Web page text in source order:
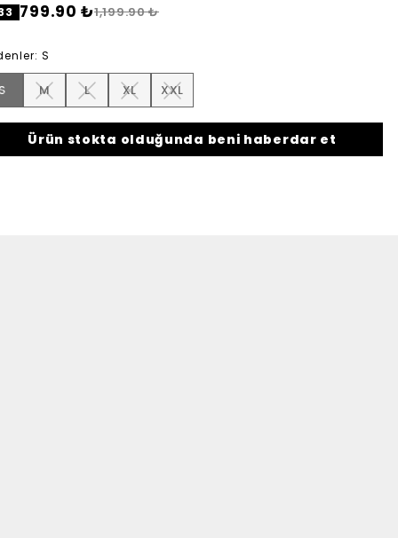
799.90 ₺1,199.90 ₺
: S
S M L XL XXL
Ürün stokta olduğunda beni haberdar et